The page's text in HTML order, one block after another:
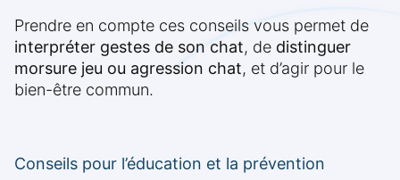
Prendre en compte ces conseils vous permet de
interpréter gestes de son chat, de distinguer
morsure jeu ou agression chat, et d’agir pour le
bien-être commun.
Conseils pour l’éducation et la prévention